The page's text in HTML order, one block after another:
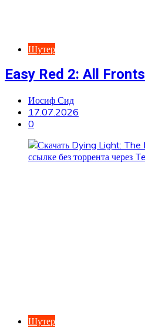
Шутер
Easy Red 2: All Fronts
Иосиф Сид
17.07.2026
0
Шутер